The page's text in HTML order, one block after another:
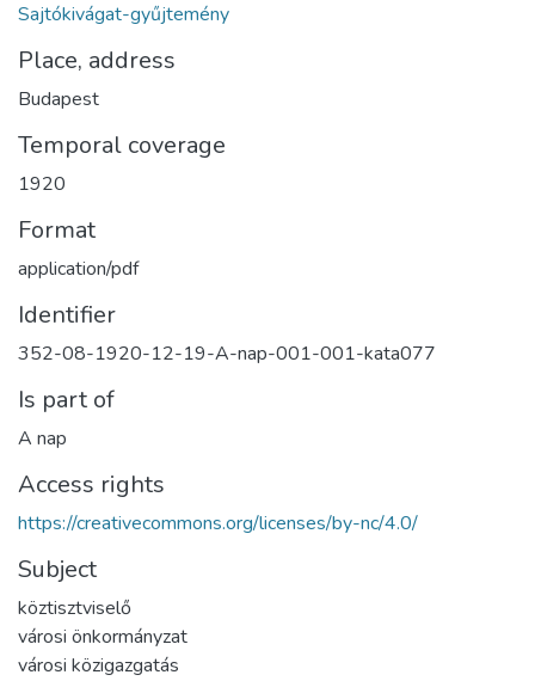
Sajtókivágat-gyűjtemény
Place, address
Budapest
Temporal coverage
1920
Format
application/pdf
Identifier
352-08-1920-12-19-A-nap-001-001-kata077
Is part of
A nap
Access rights
https://creativecommons.org/licenses/by-nc/4.0/
Subject
köztisztviselő
városi önkormányzat
városi közigazgatás